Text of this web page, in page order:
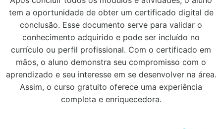
tem a oportunidade de obter um certificado digital de
conclusão. Esse documento serve para validar o
conhecimento adquirido e pode ser incluído no
currículo ou perfil profissional. Com o certificado em
mãos, o aluno demonstra seu compromisso com o
aprendizado e seu interesse em se desenvolver na área.
Assim, o curso gratuito oferece uma experiência
completa e enriquecedora.